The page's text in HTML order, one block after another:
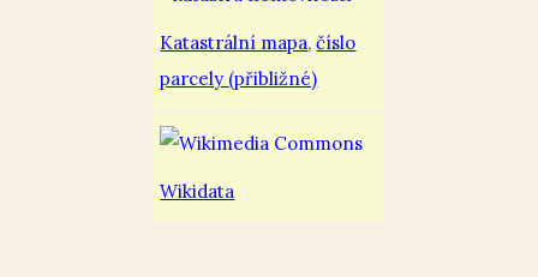
Katastrální mapa,číslo
parcely (přibližné)
Wikidata